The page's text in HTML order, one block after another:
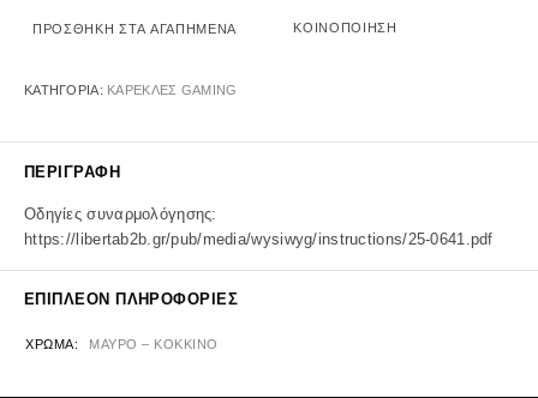
ΠΡΟΣΘΉΚΗ ΣΤΑ ΑΓΑΠΗΜΈΝΑ ΚΟΙΝΟΠΟΊΗΣΗ
ΚΑΤΗΓΟΡΊΑ: ΚΑΡΕΚΛΕΣ GAMING
ΠΕΡΙΓΡΑΦΉ
Οδηγίες συναρμολόγησης:
https://libertab2b.gr/pub/media/wysiwyg/instructions/25-0641.pdf
ΕΠΙΠΛΈΟΝ ΠΛΗΡΟΦΟΡΊΕΣ
ΧΡΏΜΑ ΜΑΥΡΟ – ΚΟΚΚΙΝΟ